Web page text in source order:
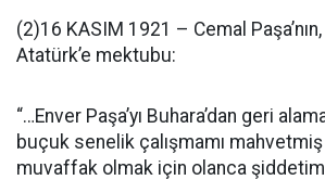
(2)16 KASIM 1921 – Cemal
Atatürk’e mektubu:
“…Enver Paşa’yı Buhara’dan geri
buçuk senelik çalışmamı
muvaffak olmak için olanca